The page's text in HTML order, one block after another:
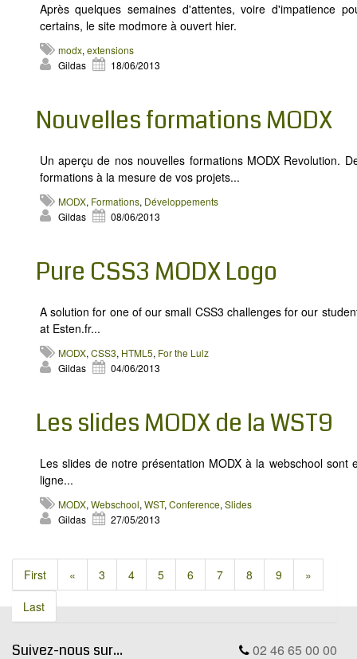
Après quelques semaines d'attentes, voire d'impatience
certains, le site modmore à ouvert hier.
modx, extensions
Gildas
18/06/2013
Nouvelles formations MODX
Un aperçu de nos nouvelles formations MODX Revolution.
formations à la mesure de vos projets...
MODX, Formations, Développements
Gildas
08/06/2013
Pure CSS3 MODX Logo
A solution for one of our small CSS3 challenges for our
at Esten.fr...
MODX, CSS3, HTML5, For the Lulz
Gildas
04/06/2013
Les slides MODX de la WST9
Les slides de notre présentation MODX à la webschool sont
ligne...
MODX, Webschool, WST, Conference, Slides
Gildas
27/05/2013
First « 3 4 5 6 7 8 9
»
Last
02 46 65 00 00
Suivez-nous sur...